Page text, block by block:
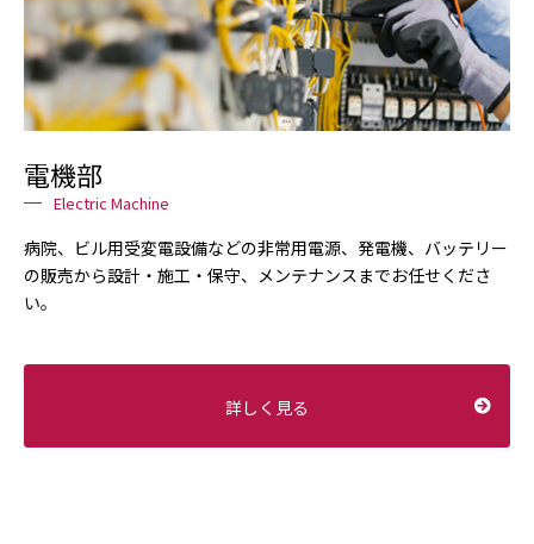
電機部
Electric Machine
病院、ビル用受変電設備などの非常用電源、発電機、バッテリー
の販売から設計・施工・保守、メンテナンスまでお任せくださ
い。
詳しく見る